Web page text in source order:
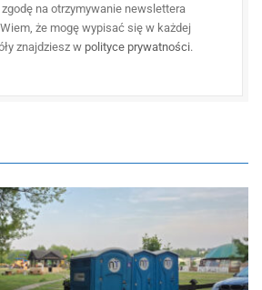
na otrzymywanie newslettera
że mogę wypisać się w każdej
znajdziesz w polityce prywatności.